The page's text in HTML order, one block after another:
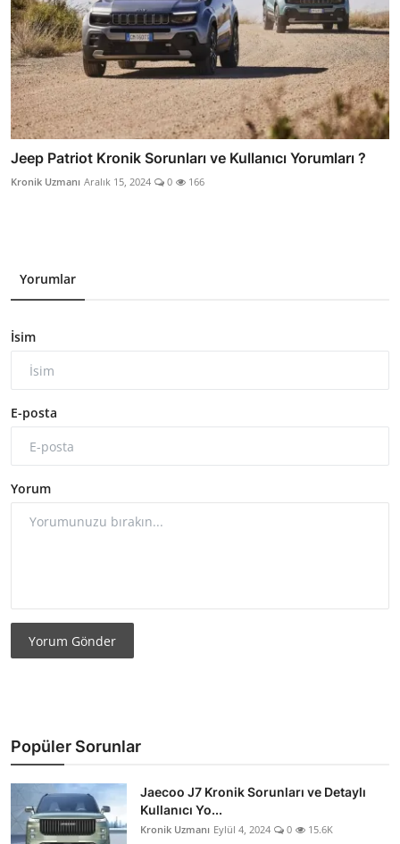
Jeep Patriot Kronik Sorunları ve Kullanıcı Yorumları ?
Kronik Uzmanı Aralık 15, 2024 0 166
Yorumlar
İsim
E-posta
Yorum
Yorum Gönder
Popüler Sorunlar
Jaecoo J7 Kronik Sorunları ve Detaylı
Kullanıcı Yo...
Kronik Uzmanı Eylül 4, 2024 0 15.6K